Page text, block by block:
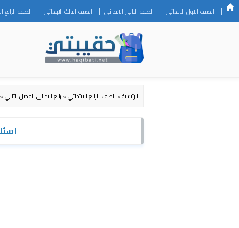
الصف الاول الابتدائي الصف الثاني الابتدائي الصف الثالث الابتدائي الصف الرابع
الرئيسية»الصف الرابع الابتدائي» رابع ابتدائي الفصل الثاني»